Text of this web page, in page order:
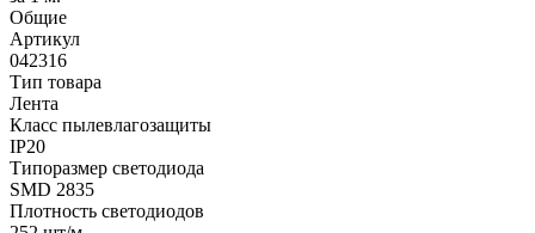
Общие
Артикул
042316
Тип товара
Лента
Класс пылевлагозащиты
IP20
Типоразмер светодиода
SMD 2835
Плотность светодиодов